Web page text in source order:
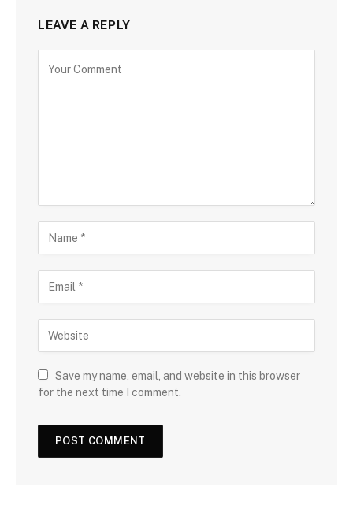
LEAVE A REPLY
Save my name, email, and website in this browser
for the next time I comment.